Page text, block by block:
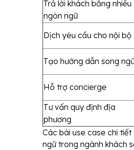
Trả lời khách bằng nhiều
ngôn ngữ
Dịch yêu cầu cho nội bộ
Tạo hướng dẫn song
Hỗ trợ concierge
Tư vấn quy định địa
phương
Các bài use case chi
ngữ trong ngành khách